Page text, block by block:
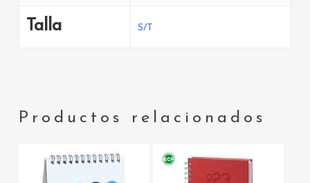
Talla S/T
Productos relacionados